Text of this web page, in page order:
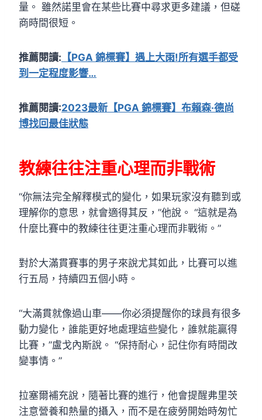
量。 雖然諾里會在某些比賽中尋求更多建議，但磋
商時間很短。
推薦閱讀: 【PGA 錦標賽】遇上大雨!所有選手都受
到一定程度影響…
推薦閱讀:2023最新【PGA 錦標賽】布賴森·德尚
博找回最佳狀態
教練往往注重心理而非戰術
“你無法完全解釋模式的變化，如果玩家沒有聽到或
理解你的意思，就會適得其反，”他說。 “這就是為
什麼比賽中的教練往往更注重心理而非戰術。”
對於大滿貫賽事的男子來說尤其如此，比賽可以進
行五局，持續四五個小時。
“大滿貫就像過山車——你必須提醒你的球員有很多
動力變化，誰能更好地處理這些變化，誰就能贏得
比賽，”盧戈內斯說。 “保持耐心，記住你有時間改
變事情。”
拉塞爾補充說，隨著比賽的進行，他會提醒弗里茨
注意營養和熱量的攝入，而不是在疲勞開始時匆忙